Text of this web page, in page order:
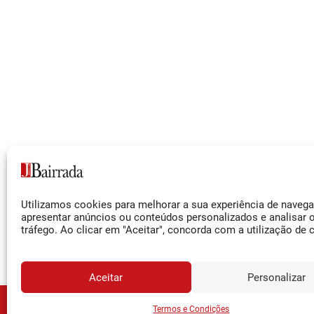
Utilizamos cookies para melhorar a sua experiência de
apresentar anúncios ou conteúdos personalizados e analisar
tráfego. Ao clicar em "Aceitar", concorda com a utilização de
Aceitar Personalizar
Termos e Condições
Assine o
Facebook
Instagram
YouTube